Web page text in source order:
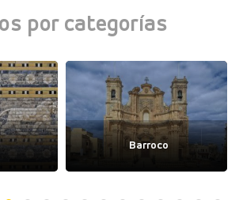
por categorías
Barroco